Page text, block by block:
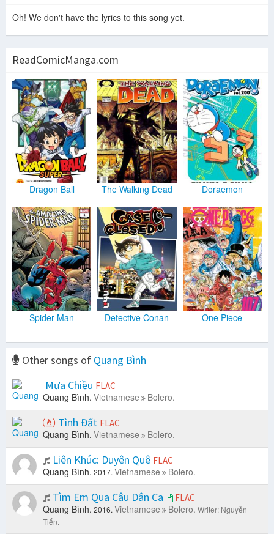
Oh! We don't have the lyrics to this song yet.
ReadComicManga.com
Dragon Ball The Walking Dead Doraemon
Spider Man Detective Conan One Piece
Other songs of Quang Bình
Mưa Chiều FLAC
Quang Bình. Vietnamese Bolero.
Tình Đất FLAC
Quang Bình. Vietnamese Bolero.
Liên Khúc: Duyên Quê FLAC
Quang Bình. 2017. Vietnamese Bolero.
Tìm Em Qua Câu Dân Ca FLAC
Quang Bình. 2016. Vietnamese Bolero. Writer: Nguyễn
Tiến.